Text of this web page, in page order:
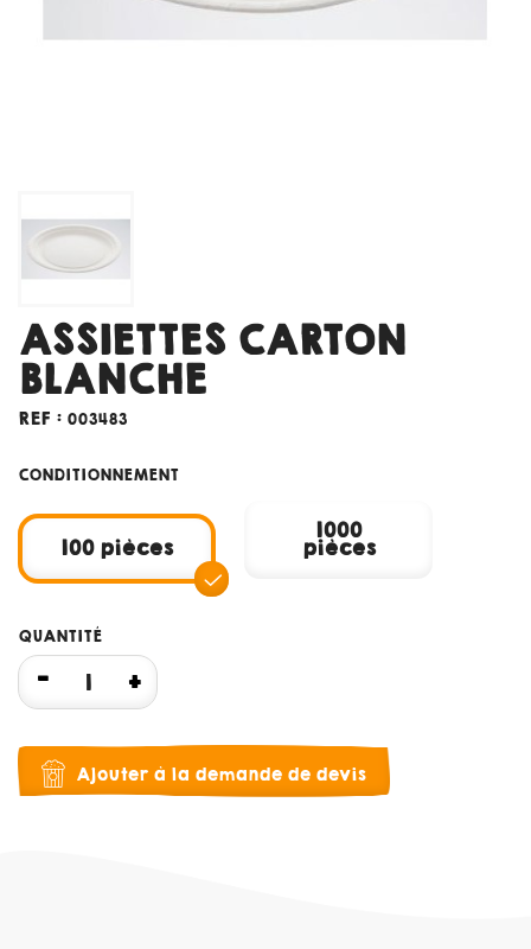
ASSIETTES CARTON
BLANCHE
REF : 003483
CONDITIONNEMENT
100 pièces
1000
pièces
QUANTITÉ
Ajouter à la demande de devis